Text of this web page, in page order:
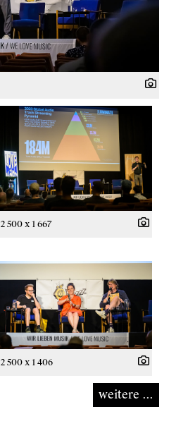
2 500 x 1 667
2 500 x 1 406
weitere ...